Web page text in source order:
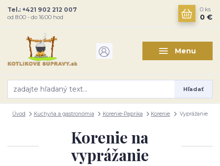
Menu
Hľadať
Tel.: +421 902 212 007
od 8:00 - do 16:00 hod
0 ks
0 €
Úvod Kuchyňa a gastronómia Korenie-Paprika Korenie Vyprážanie
Korenie na
vyprážanie